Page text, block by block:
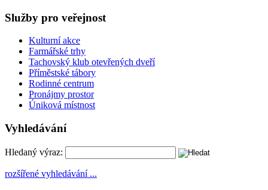
Služby pro veřejnost
Kulturní akce
Farmářské trhy
Tachovský klub otevřených dveří
Příměstské tábory
Rodinné centrum
Pronájmy prostor
Úniková místnost
Vyhledávání
Hledaný výraz:
rozšířené vyhledávání ...